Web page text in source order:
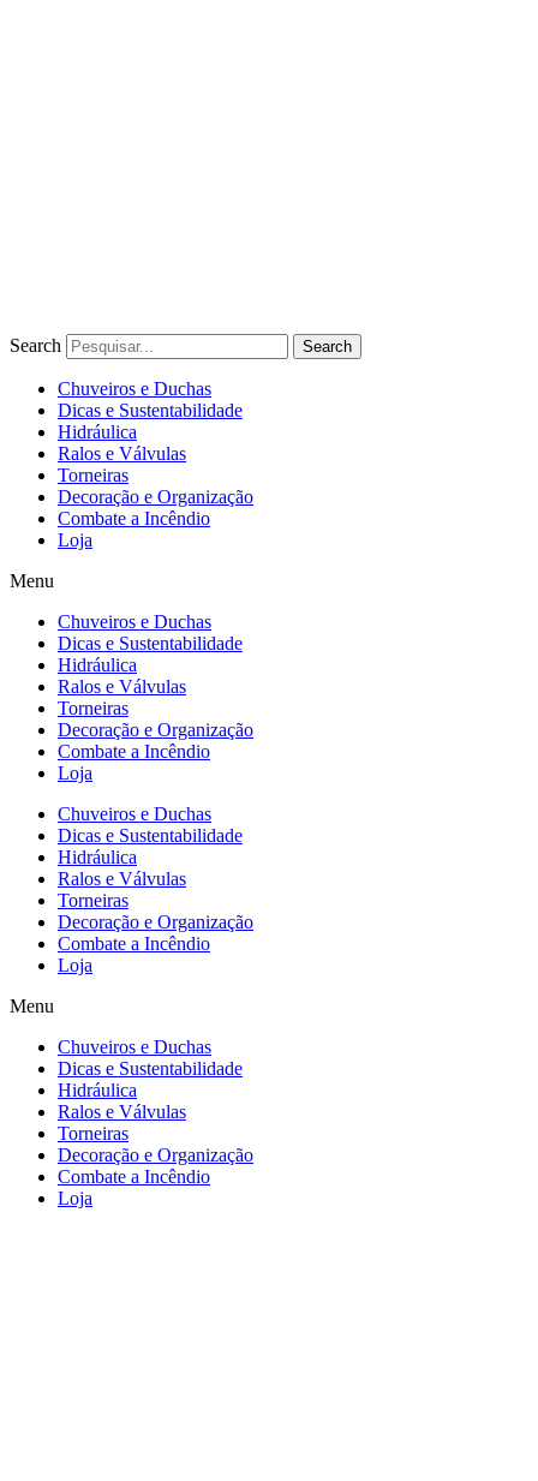
Search Search
Chuveiros e Duchas
Dicas e Sustentabilidade
Hidráulica
Ralos e Válvulas
Torneiras
Decoração e Organização
Combate a Incêndio
Loja
Menu
Chuveiros e Duchas
Dicas e Sustentabilidade
Hidráulica
Ralos e Válvulas
Torneiras
Decoração e Organização
Combate a Incêndio
Loja
Chuveiros e Duchas
Dicas e Sustentabilidade
Hidráulica
Ralos e Válvulas
Torneiras
Decoração e Organização
Combate a Incêndio
Loja
Menu
Chuveiros e Duchas
Dicas e Sustentabilidade
Hidráulica
Ralos e Válvulas
Torneiras
Decoração e Organização
Combate a Incêndio
Loja